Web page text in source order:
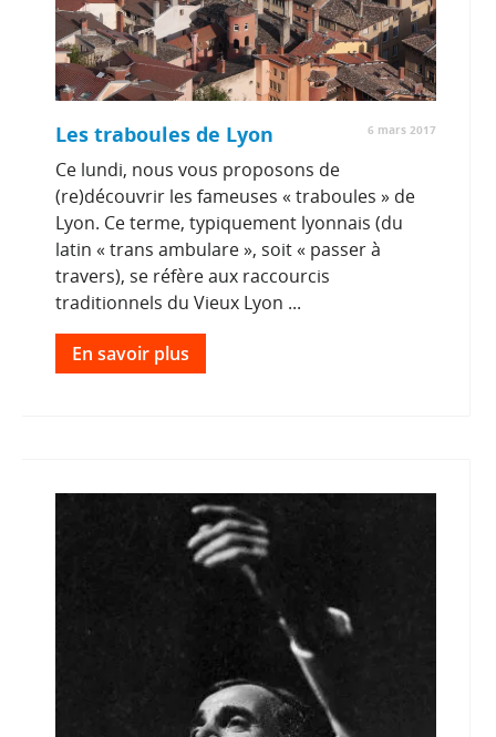
6 mars 2017
Les traboules de Lyon
Ce lundi, nous vous proposons de
(re)découvrir les fameuses « traboules » de
Lyon. Ce terme, typiquement lyonnais (du
latin « trans ambulare », soit « passer à
travers), se réfère aux raccourcis
traditionnels du Vieux Lyon ...
En savoir plus